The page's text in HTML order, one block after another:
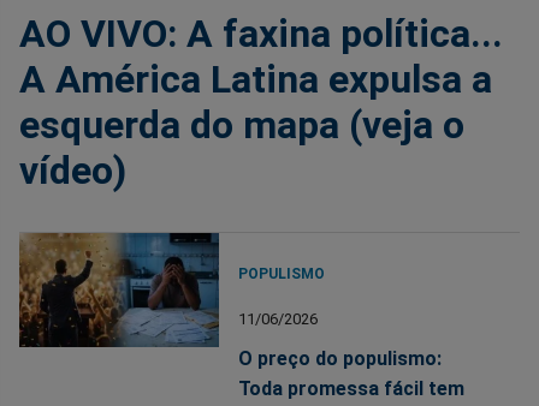
AO VIVO: A faxina política...
A América Latina expulsa a
esquerda do mapa (veja o
vídeo)
POPULISMO
11/06/2026
O preço do populismo:
Toda promessa fácil tem